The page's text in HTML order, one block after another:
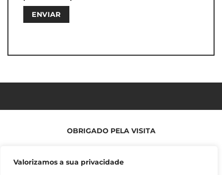
Valorizamos a sua privacidade
OBRIGADO PELA VISITA
recebê-los em qualquer lugar do Brasil! Faça seu cadastro e boas